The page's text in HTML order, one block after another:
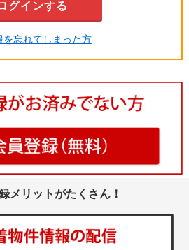
忘れてしまった方
メリットがたくさん！